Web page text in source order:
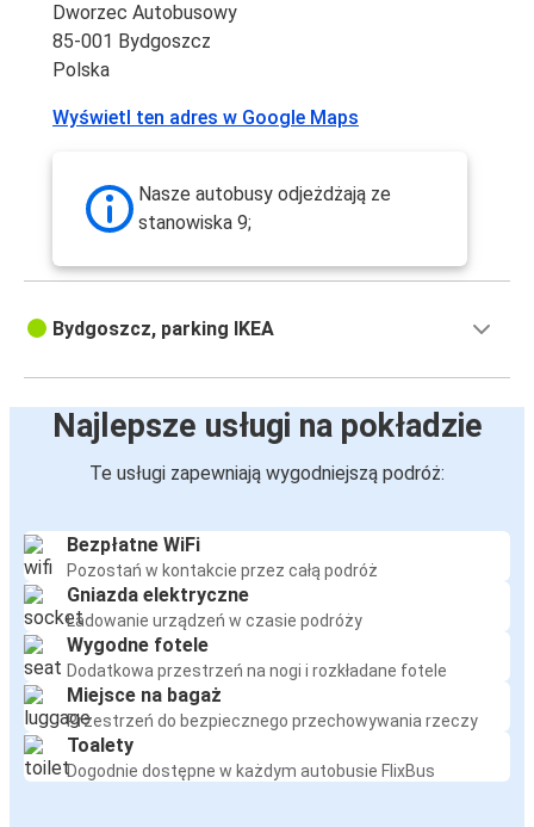
Dworzec Autobusowy
85-001 Bydgoszcz
Polska
Wyświetl ten adres w Google Maps
Nasze autobusy odjeżdżają ze
stanowiska 9;
Bydgoszcz, parking IKEA
Najlepsze usługi na pokładzie
Te usługi zapewniają wygodniejszą podróż:
Bezpłatne WiFi
Pozostań w kontakcie przez całą podróż
Gniazda elektryczne
Ładowanie urządzeń w czasie podróży
Wygodne fotele
Dodatkowa przestrzeń na nogi i rozkładane fotele
Miejsce na bagaż
Przestrzeń do bezpiecznego przechowywania rzeczy
Toalety
Dogodnie dostępne w każdym autobusie FlixBus